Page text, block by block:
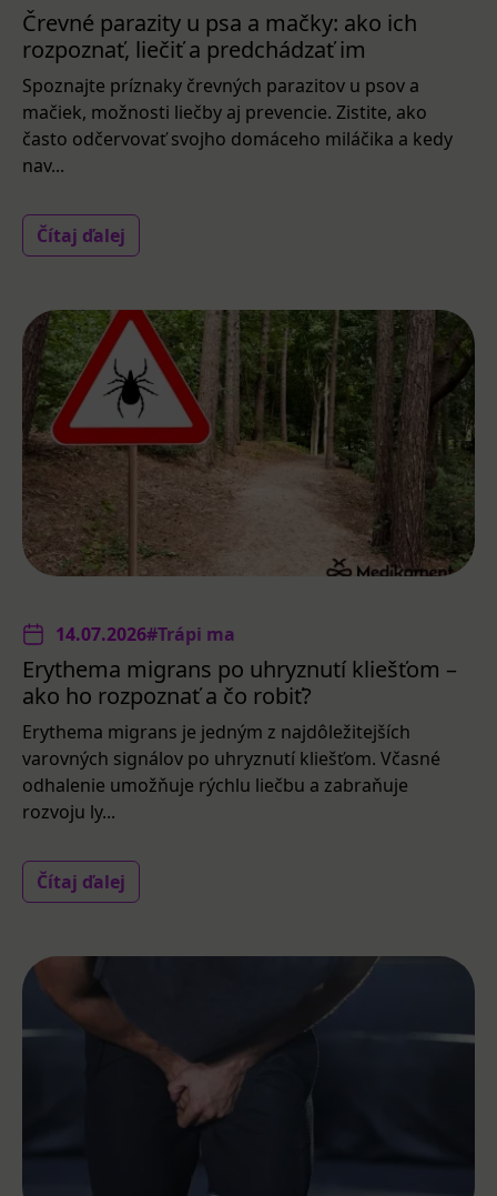
Črevné parazity u psa a mačky: ako ich
rozpoznať, liečiť a predchádzať im
Spoznajte príznaky črevných parazitov u psov a
mačiek, možnosti liečby aj prevencie. Zistite, ako
často odčervovať svojho domáceho miláčika a kedy
nav...
Čítaj ďalej
14.07.2026#Trápi ma
Erythema migrans po uhryznutí kliešťom –
ako ho rozpoznať a čo robiť?
Erythema migrans je jedným z najdôležitejších
varovných signálov po uhryznutí kliešťom. Včasné
odhalenie umožňuje rýchlu liečbu a zabraňuje
rozvoju ly...
Čítaj ďalej